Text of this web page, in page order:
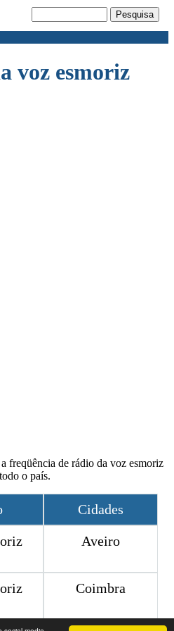
voz esmoriz
freqüência de rádio da voz esmoriz
o país.
Cidades
Aveiro
Coimbra